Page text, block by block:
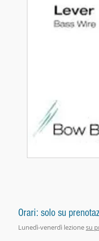
Orari: solo su
Lunedì-venerdì lezionesu